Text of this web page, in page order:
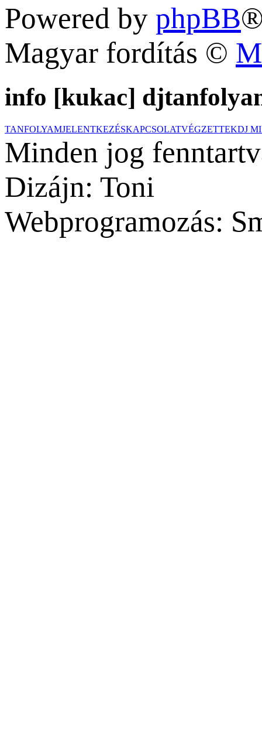
Powered by phpBB
Magyar fordítás ©
info [kukac]
TANFOLYAMJELENTKEZÉSKAPCSOLATVÉGZETTEKDJ
Minden jog
Dizájn: Toni
Webprogramozás: